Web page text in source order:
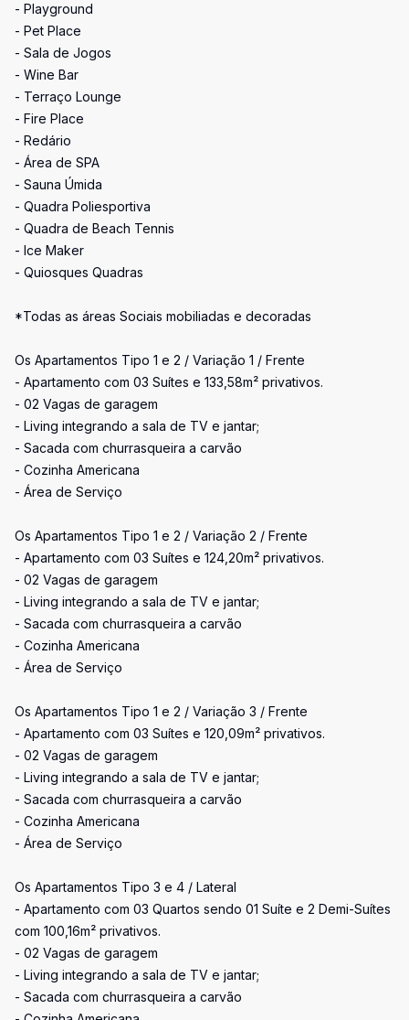
- Playground
- Pet Place
- Sala de Jogos
- Wine Bar
- Terraço Lounge
- Fire Place
- Redário
- Área de SPA
- Sauna Úmida
- Quadra Poliesportiva
- Quadra de Beach Tennis
- Ice Maker
- Quiosques Quadras
*Todas as áreas Sociais mobiliadas e decoradas
Os Apartamentos Tipo 1 e 2 / Variação 1 / Frente
- Apartamento com 03 Suítes e 133,58m² privativos.
- 02 Vagas de garagem
- Living integrando a sala de TV e jantar;
- Sacada com churrasqueira a carvão
- Cozinha Americana
- Área de Serviço
Os Apartamentos Tipo 1 e 2 / Variação 2 / Frente
- Apartamento com 03 Suítes e 124,20m² privativos.
- 02 Vagas de garagem
- Living integrando a sala de TV e jantar;
- Sacada com churrasqueira a carvão
- Cozinha Americana
- Área de Serviço
Os Apartamentos Tipo 1 e 2 / Variação 3 / Frente
- Apartamento com 03 Suítes e 120,09m² privativos.
- 02 Vagas de garagem
- Living integrando a sala de TV e jantar;
- Sacada com churrasqueira a carvão
- Cozinha Americana
- Área de Serviço
Os Apartamentos Tipo 3 e 4 / Lateral
- Apartamento com 03 Quartos sendo 01 Suíte e 2 Demi-Suítes
com 100,16m² privativos.
- 02 Vagas de garagem
- Living integrando a sala de TV e jantar;
- Sacada com churrasqueira a carvão